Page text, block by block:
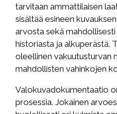
tarvitaan ammattilaisen
sisältää esineen
arvosta sekä
historiasta ja alkuperästä.
oleellinen vakuutusturvan
mahdollisten vahinkojen
Valokuvadokumentaatio
prosessia. Jokainen